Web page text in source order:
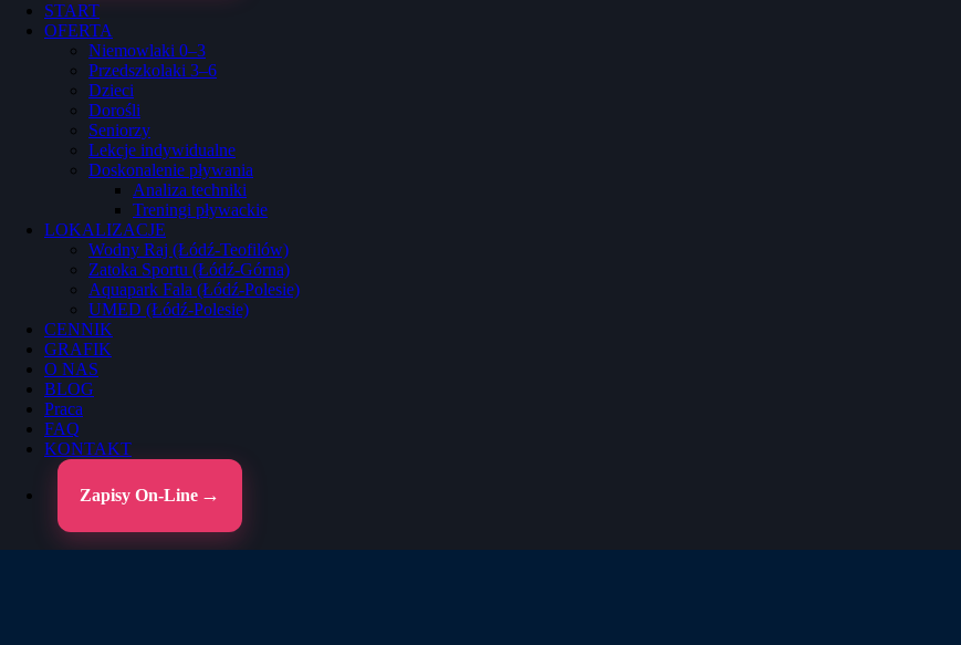
START
OFERTA
Niemowlaki 0–3
Przedszkolaki 3–6
Dzieci
Dorośli
Seniorzy
Lekcje indywidualne
Doskonalenie pływania
Analiza techniki
Treningi pływackie
LOKALIZACJE
Wodny Raj (Łódź-Teofilów)
Zatoka Sportu (Łódź-Górna)
Aquapark Fala (Łódź-Polesie)
UMED (Łódź-Polesie)
CENNIK
GRAFIK
O NAS
BLOG
Praca
FAQ
KONTAKT
Zapisy On-Line